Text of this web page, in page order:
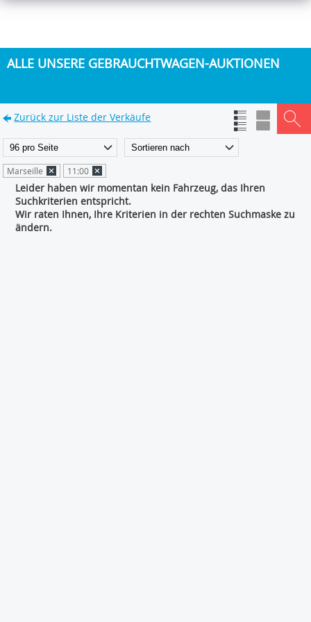
ALLE UNSERE GEBRAUCHTWAGEN-AUKTIONEN
Zurück zur Liste der Verkäufe
Marseille 11:00
Leider haben wir momentan kein Fahrzeug, das Ihren
Suchkriterien entspricht.
Wir raten Ihnen, Ihre Kriterien in der rechten Suchmaske zu
ändern.